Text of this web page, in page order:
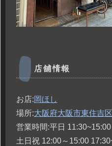
店舗情報
お店: 岡ほし
場所:大阪府大阪市東住吉
営業時間:平日
土日祝 12:00～15:00